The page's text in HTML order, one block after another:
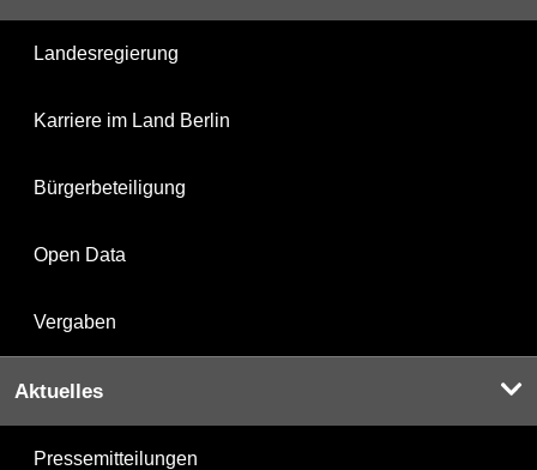
Landesregierung
Karriere im Land Berlin
Bürgerbeteiligung
Open Data
Vergaben
Aktuelles
Pressemitteilungen